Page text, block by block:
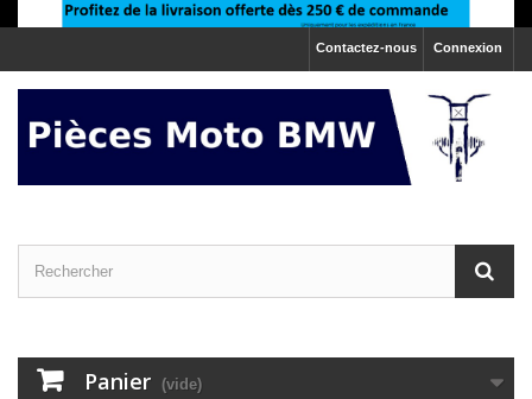
Connexion
Contactez-nous
Panier (vide)